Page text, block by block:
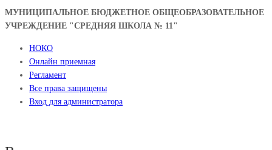
МУНИЦИПАЛЬНОЕ БЮДЖЕТНОЕ ОБЩЕОБРАЗОВАТЕЛЬНОЕ
УЧРЕЖДЕНИЕ "СРЕДНЯЯ ШКОЛА № 11"
НОКО
Онлайн приемная
Регламент
Все права защищены
Вход для администратора